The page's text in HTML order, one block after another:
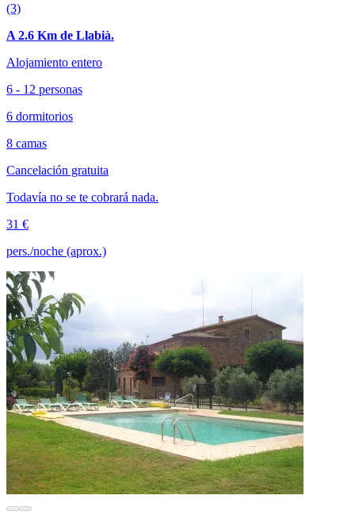
(3)
A 2.6 Km de Llabià.
Alojamiento entero
6 - 12 personas
6 dormitorios
8 camas
Cancelación gratuita
Todavía no se te cobrará nada.
31 €
pers./noche (aprox.)